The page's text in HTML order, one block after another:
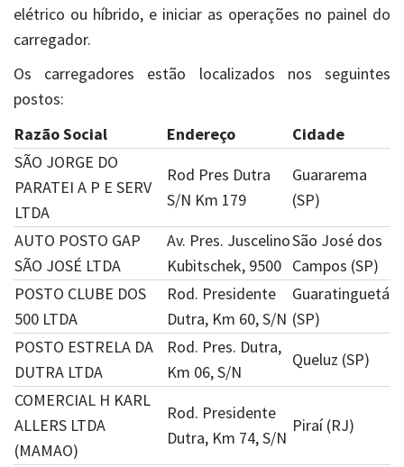
elétrico ou híbrido, e iniciar as operações no painel do
carregador.
Os carregadores estão localizados nos seguintes
postos:
Razão Social
Endereço
Cidade
SÃO JORGE DO
PARATEI A P E SERV
LTDA
Rod Pres Dutra
S/N Km 179
Guararema
(SP)
AUTO POSTO GAP
SÃO JOSÉ LTDA
Av. Pres. Juscelino
Kubitschek, 9500
São José dos
Campos (SP)
POSTO CLUBE DOS
500 LTDA
Rod. Presidente
Dutra, Km 60, S/N
Guaratinguetá
(SP)
POSTO ESTRELA DA
DUTRA LTDA
Rod. Pres. Dutra,
Km 06, S/N
Queluz (SP)
COMERCIAL H KARL
ALLERS LTDA
(MAMAO)
Rod. Presidente
Dutra, Km 74, S/N
Piraí (RJ)